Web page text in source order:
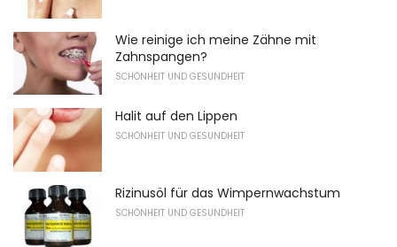
Wie reinige ich meine Zähne mit
Zahnspangen?
SCHÖNHEIT UND GESUNDHEIT
Halit auf den Lippen
SCHÖNHEIT UND GESUNDHEIT
Rizinusöl für das Wimpernwachstum
SCHÖNHEIT UND GESUNDHEIT